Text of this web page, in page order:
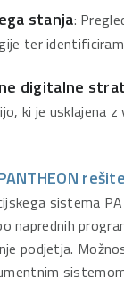
stanja:
ter
digitalne
ki je usklajena z
sistema
naprednih
podjetja.